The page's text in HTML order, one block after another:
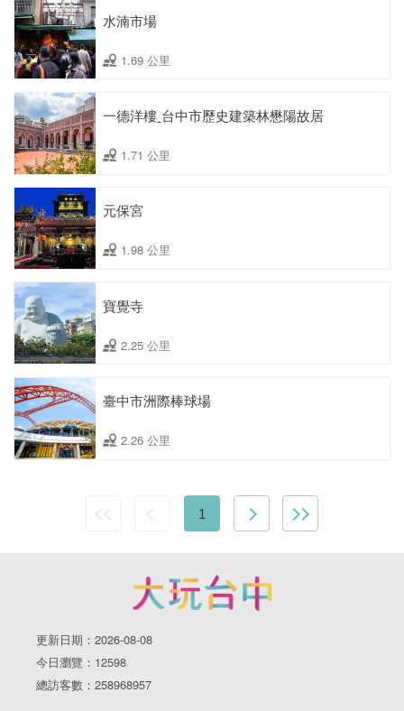
水湳市場
1.69 公里
一德洋樓ˍ台中市歷史建築林懋陽故居
1.71 公里
元保宮
1.98 公里
寶覺寺
2.25 公里
臺中市洲際棒球場
2.26 公里
1
更新日期：2026-08-08
今日瀏覽：12598
總訪客數：258968957